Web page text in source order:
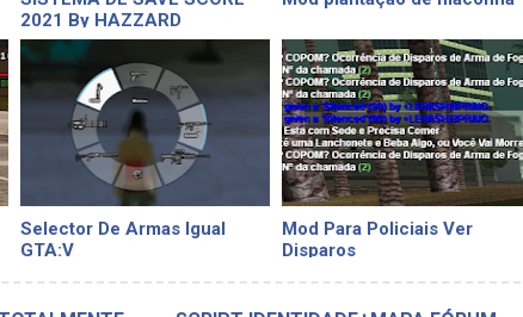
2021 By HAZZARD
Selector De Armas Igual
GTA:V
Mod Para Policiais Ver
Disparos